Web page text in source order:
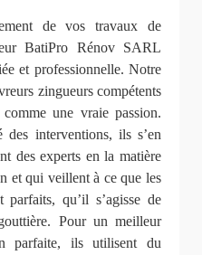
de vos travaux de
BatiPro Rénov SARL
et professionnelle. Notre
zingueurs compétents
une vraie passion.
interventions, ils s’en
des experts en la matière
et qui veillent à ce que les
qu’il s’agisse de
Pour un meilleur
parfaite, ils utilisent du